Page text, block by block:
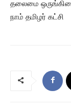
தலைமை
நாம் தமிழர் கட்சி